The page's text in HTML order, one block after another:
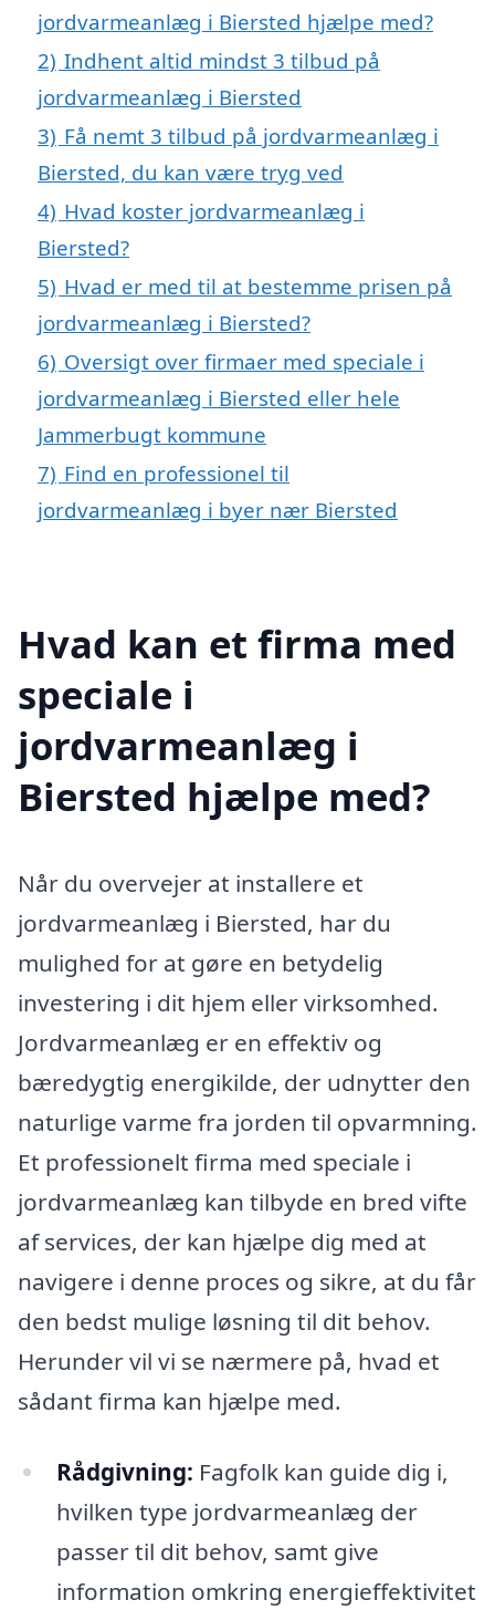
jordvarmeanlæg i Biersted hjælpe med?
2) Indhent altid mindst 3 tilbud på
jordvarmeanlæg i Biersted
3) Få nemt 3 tilbud på jordvarmeanlæg i
Biersted, du kan være tryg ved
4) Hvad koster jordvarmeanlæg i
Biersted?
5) Hvad er med til at bestemme prisen på
jordvarmeanlæg i Biersted?
6) Oversigt over firmaer med speciale i
jordvarmeanlæg i Biersted eller hele
Jammerbugt kommune
7) Find en professionel til
jordvarmeanlæg i byer nær Biersted
Hvad kan et firma med
speciale i
jordvarmeanlæg i
Biersted hjælpe med?
Når du overvejer at installere et
jordvarmeanlæg i Biersted, har du
mulighed for at gøre en betydelig
investering i dit hjem eller virksomhed.
Jordvarmeanlæg er en effektiv og
bæredygtig energikilde, der udnytter den
naturlige varme fra jorden til opvarmning.
Et professionelt firma med speciale i
jordvarmeanlæg kan tilbyde en bred vifte
af services, der kan hjælpe dig med at
navigere i denne proces og sikre, at du får
den bedst mulige løsning til dit behov.
Herunder vil vi se nærmere på, hvad et
sådant firma kan hjælpe med.
Rådgivning: Fagfolk kan guide dig i,
hvilken type jordvarmeanlæg der
passer til dit behov, samt give
information omkring energieffektivitet